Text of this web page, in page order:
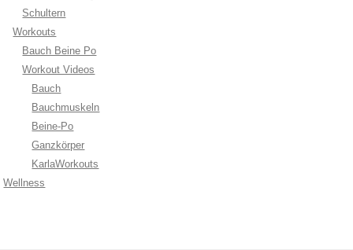
Schultern
Workouts
Bauch Beine Po
Workout Videos
Bauch
Bauchmuskeln
Beine-Po
Ganzkörper
KarlaWorkouts
Wellness